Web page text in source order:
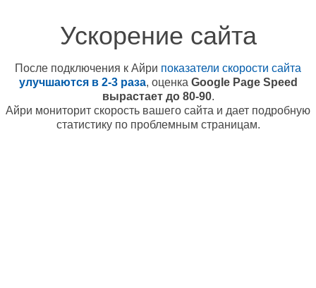
Ускорение сайта
После подключения к Айри показатели скорости сайта
улучшаются в 2-3 раза, оценка Google Page Speed
вырастает до 80-90.
Айри мониторит скорость вашего сайта и дает подробную
статистику по проблемным страницам.